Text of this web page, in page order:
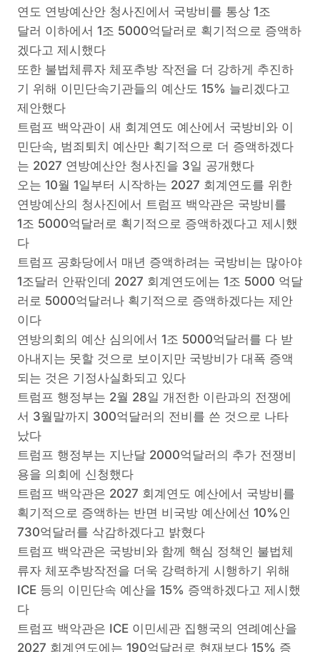
연도 연방예산안 청사진에서 국방비를 통상 1조
달러 이하에서 1조 5000억달러로 획기적으로 증액하
겠다고 제시했다
또한 불법체류자 체포추방 작전을 더 강하게 추진하
기 위해 이민단속기관들의 예산도 15% 늘리겠다고
제안했다
트럼프 백악관이 새 회계연도 예산에서 국방비와 이
민단속, 범죄퇴치 예산만 획기적으로 더 증액하겠다
는 2027 연방예산안 청사진을 3일 공개했다
오는 10월 1일부터 시작하는 2027 회계연도를 위한
연방예산의 청사진에서 트럼프 백악관은 국방비를
1조 5000억달러로 획기적으로 증액하겠다고 제시했
다
트럼프 공화당에서 매년 증액하려는 국방비는 많아야
1조달러 안팎인데 2027 회계연도에는 1조 5000 억달
러로 5000억달러나 획기적으로 증액하겠다는 제안
이다
연방의회의 예산 심의에서 1조 5000억달러를 다 받
아내지는 못할 것으로 보이지만 국방비가 대폭 증액
되는 것은 기정사실화되고 있다
트럼프 행정부는 2월 28일 개전한 이란과의 전쟁에
서 3월말까지 300억달러의 전비를 쓴 것으로 나타
났다
트럼프 행정부는 지난달 2000억달러의 추가 전쟁비
용을 의회에 신청했다
트럼프 백악관은 2027 회계연도 예산에서 국방비를
획기적으로 증액하는 반면 비국방 예산에선 10%인
730억달러를 삭감하겠다고 밝혔다
트럼프 백악관은 국방비와 함께 핵심 정책인 불법체
류자 체포추방작전을 더욱 강력하게 시행하기 위해
ICE 등의 이민단속 예산을 15% 증액하겠다고 제시했
다
트럼프 백악관은 ICE 이민세관 집행국의 연례예산을
2027 회계연도에는 190억달러로 현재보다 15% 증